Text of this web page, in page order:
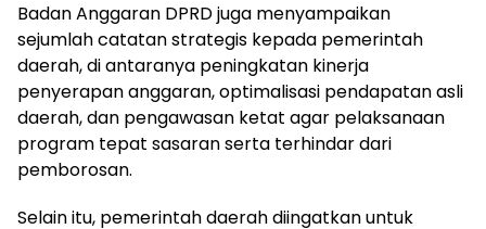
Badan Anggaran DPRD juga menyampaikan
sejumlah catatan strategis kepada pemerintah
daerah, di antaranya peningkatan kinerja
penyerapan anggaran, optimalisasi pendapatan asli
daerah, dan pengawasan ketat agar pelaksanaan
program tepat sasaran serta terhindar dari
pemborosan.
Selain itu, pemerintah daerah diingatkan untuk